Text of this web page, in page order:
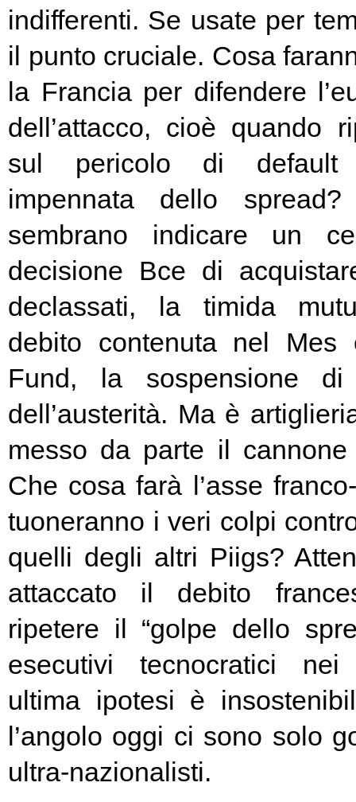
indifferenti. Se usate per
il punto cruciale. Cosa
la Francia per difendere
dell’attacco, cioè quando
sul pericolo di default
impennata dello
sembrano indicare un
decisione Bce di
declassati, la timida
debito contenuta nel Mes
Fund, la sospensione di
dell’austerità. Ma è
messo da parte il
Che cosa farà l’asse
tuoneranno i veri colpi
quelli degli altri Piigs?
attaccato il debito
ripetere il “golpe dello
esecutivi tecnocratici
ultima ipotesi è
l’angolo oggi ci sono solo
ultra-nazionalisti.